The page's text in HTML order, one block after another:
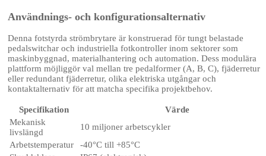
Användnings- och konfigurationsalternativ
Denna fotstyrda strömbrytare är konstruerad för tungt belastade
pedalswitchar och industriella fotkontroller inom sektorer som
maskinbyggnad, materialhantering och automation. Dess modulära
plattform möjliggör val mellan tre pedalformer (A, B, C), fjäderretur
eller redundant fjäderretur, olika elektriska utgångar och
kontaktalternativ för att matcha specifika projektbehov.
Specifikation
Värde
Mekanisk
livslängd
10 miljoner arbetscykler
Arbetstemperatur
-40°C till +85°C